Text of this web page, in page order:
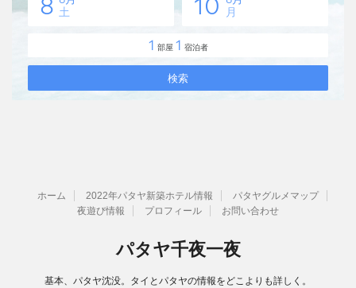
ホーム 2022年パタヤ新築ホテル情報
パタヤグルメマップ
夜遊び情報
プロフィール お問い合わせ
パタヤ千夜一夜
基本、パタヤ沈没。タイとパタヤの情報をどこよりも詳しく。